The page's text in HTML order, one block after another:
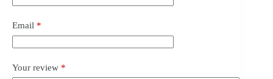
Email *
Your review *